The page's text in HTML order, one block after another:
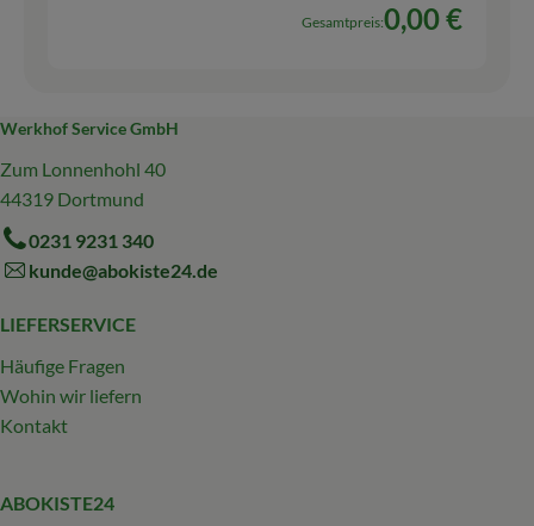
Gesamtpreis:0,00 €
Werkhof Service GmbH
Zum Lonnenhohl 40
44319 Dortmund
0231 9231 340
kunde@abokiste24.de
LIEFERSERVICE
Häufige Fragen
Wohin wir liefern
Kontakt
ABOKISTE24